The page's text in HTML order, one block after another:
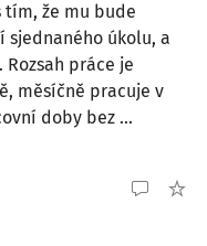
tím, že mu bude
sjednaného úkolu, a
práce je
měsíčně pracuje v
doby bez ...